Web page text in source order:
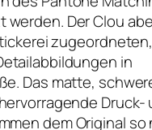
werden. Der Clou
zugeordneten,
in
Das matte,
Druck-
dem Original so